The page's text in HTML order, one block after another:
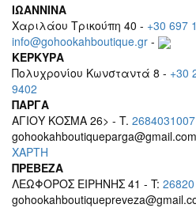
ΙΩΑΝΝΙΝΑ
Χαριλάου Τρικούπη 40 - +30 697
info@gohookahboutique.gr -
ΚΕΡΚΥΡΑ
Πολυχρονίου Κωνσταντά 8 - +30
9402
ΠΑΡΓΑ
ΑΓΙΟΥ ΚΟΣΜΑ 26> - T. 2684031007
ΧΑΡΤΗ
ΠΡΕΒΕΖΑ
ΛΕΩΦΟΡΟΣ ΕΙΡΗΝΗΣ 41 - T: